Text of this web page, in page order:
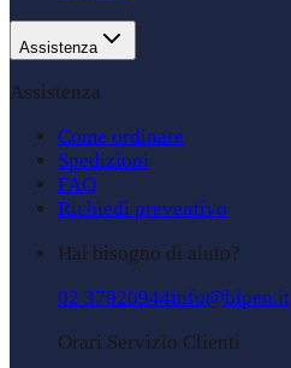
Assistenza
Assistenza
Come ordinare
Spedizioni
FAQ
Richiedi preventivo
Hai bisogno di aiuto?
02 37920944info@bipen.it
Orari Servizio Clienti